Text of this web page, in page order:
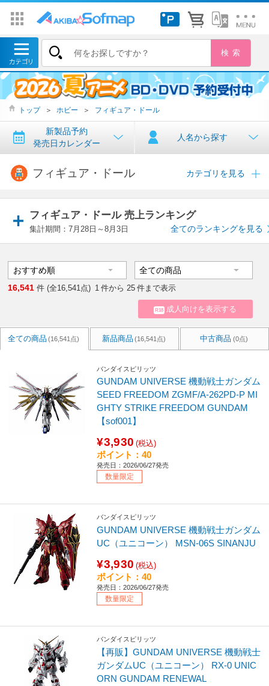
トップ ＞ ホビー ＞ フィギュア・ドール
新製品予約
発売日カレンダー
人名から探す
フィギュア・ドール カテゴリを見る
フィギュア・ドール 売上ランキング
集計期間：7月28日～8月3日 全てのランキングを見る
16,541 件 (全16,541点) 1 件から 25 件まで表示
R18 成人向けを表示する
全ての商品 (16,541点) 新品商品 (16,541点) 中古商品 (0点)
バンダイスピリッツ
GUNDAM UNIVERSE 機動戦士ガンダム
SEED FREEDOM ZGMF/A-262PD-P MI
GHTY STRIKE FREEDOM GUNDAM
【sof001】
¥3,930 (税込)
ポイント：40
発売日：2026/06/27発売
数量限定
バンダイスピリッツ
GUNDAM UNIVERSE 機動戦士ガンダム
UC（ユニコーン） MSN-06S SINANJU
¥3,930 (税込)
ポイント：40
発売日：2026/06/27発売
数量限定
バンダイスピリッツ
【再販】GUNDAM UNIVERSE 機動戦士
ガンダムUC（ユニコーン） RX-0 UNIC
ORN GUNDAM RENEWAL